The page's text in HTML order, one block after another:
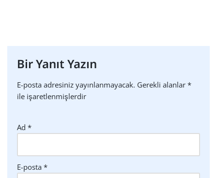
Bir Yanıt Yazın
E-posta adresiniz yayınlanmayacak. Gerekli alanlar *
ile işaretlenmişlerdir
Ad *
E-posta *